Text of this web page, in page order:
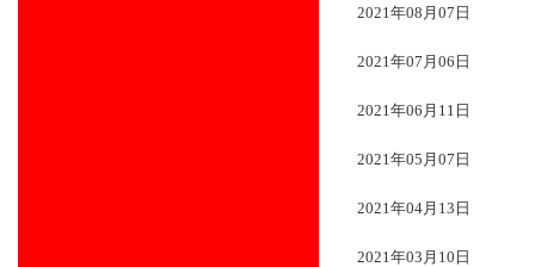
2021年08月07日
2021年07月06日
2021年06月11日
2021年05月07日
2021年04月13日
2021年03月10日